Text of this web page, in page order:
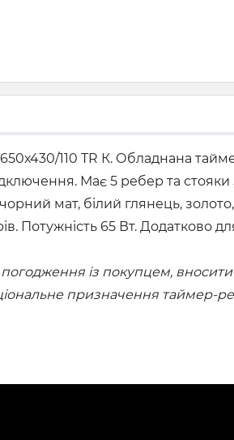
110 TR К. Обладнана
Має 5 ребер та стояки
мат, білий глянець,
Потужність 65 Вт.
із покупцем, вносити
призначення таймер-